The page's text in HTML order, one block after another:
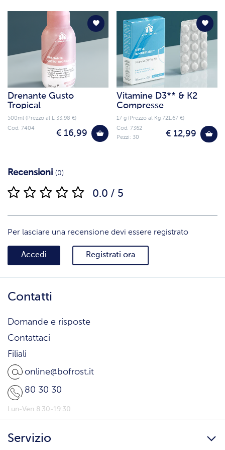
Drenante Gusto
Tropical
500ml (Prezzo al L 33.98 €)
€ 16,99
Cod. 7404
Vitamine D3** & K2
Compresse
17 g (Prezzo al Kg 721.67 €)
€ 12,99
Cod. 7362
Pezzi: 30
Recensioni (0)
0.0 / 5
Per lasciare una recensione devi essere registrato
Accedi Registrati ora
Contatti
Domande e risposte
Contattaci
Filiali
online@bofrost.it
80 30 30
Lun-Ven 8:30-19:30
Servizio